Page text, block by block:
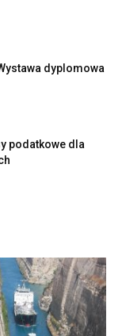
dyplomowa
podatkowe dla